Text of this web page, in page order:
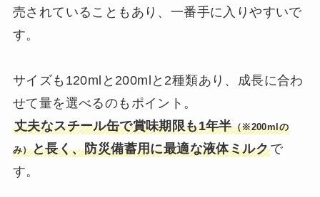
売されていることもあり、一番手に入りやすいで
す。
サイズも120mlと200mlと2種類あり、成長に合わ
せて量を選べるのもポイント。
丈夫なスチール缶で賞味期限も1年半（※200mlの
み）と長く、防災備蓄用に最適な液体ミルクで
す。